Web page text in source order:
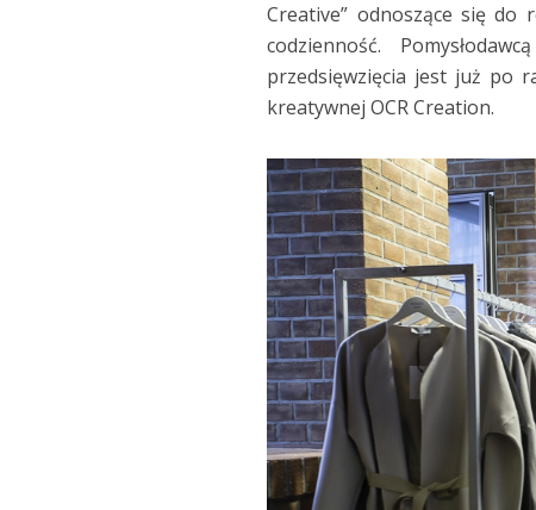
Creative” odnoszące się do
codzienność.
przedsięwzięcia jest już po
kreatywnej OCR Creation.